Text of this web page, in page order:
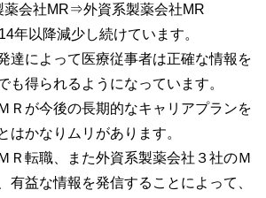
会社MR⇒外資系製薬会社MR
年以降減少し続けています。
達によって医療従事者は正確な情報を
も得られるようになっています。
Ｒが今後の長期的なキャリアプランを
はかなりムリがあります。
Ｒ転職、また外資系製薬会社３社のＭ
有益な情報を発信することによって、